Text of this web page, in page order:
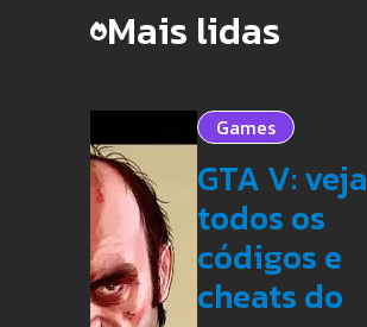
Mais lidas
Games
GTA V: veja
todos os
códigos e
cheats do